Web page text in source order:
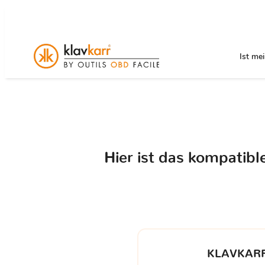
Ist
Hier ist das